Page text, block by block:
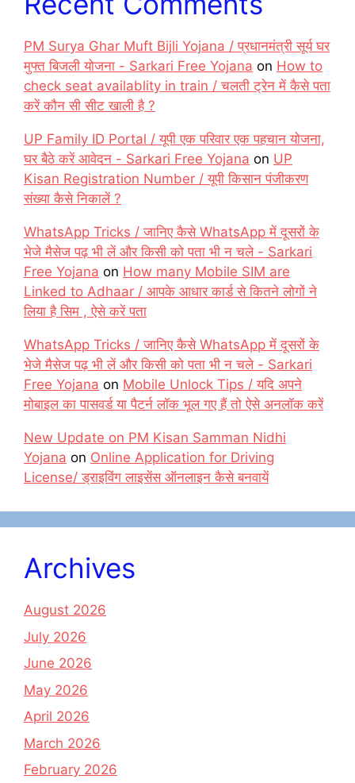
PM Surya Ghar Muft Bijli Yojana / प्रधानमंत्री सूर्य घर
मुफ्त बिजली योजना - Sarkari Free Yojana on How to
check seat availablity in train / चलती ट्रेन में कैसे पता
करें कौन सी सीट खाली है ?
UP Family ID Portal / यूपी एक परिवार एक पहचान योजना,
घर बैठे करें आवेदन - Sarkari Free Yojana on UP
Kisan Registration Number / यूपी किसान पंजीकरण
संख्या कैसे निकालें ?
WhatsApp Tricks / जानिए कैसे WhatsApp में दूसरों के
भेजे मैसेज पढ़ भी लें और किसी को पता भी न चले - Sarkari
Free Yojana on How many Mobile SIM are
Linked to Adhaar / आपके आधार कार्ड से कितने लोगों ने
लिया है सिम , ऐसे करें पता
WhatsApp Tricks / जानिए कैसे WhatsApp में दूसरों के
भेजे मैसेज पढ़ भी लें और किसी को पता भी न चले - Sarkari
Free Yojana on Mobile Unlock Tips / यदि अपने
मोबाइल का पासवर्ड या पैटर्न लॉक भूल गए हैं तो ऐसे अनलॉक करें
New Update on PM Kisan Samman Nidhi
Yojana on Online Application for Driving
License/ ड्राइविंग लाइसेंस ऑनलाइन कैसे बनवायें
Archives
August 2026
July 2026
June 2026
May 2026
April 2026
March 2026
February 2026